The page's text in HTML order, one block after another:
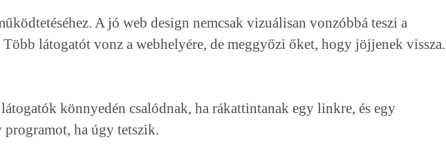
A jó web design nemcsak vizuálisan vonzóbbá teszi a
látogatót vonz a webhelyére, de meggyőzi őket, hogy jöjjenek vissza.
könnyedén csalódnak, ha rákattintanak egy linkre, és egy
ha úgy tetszik.